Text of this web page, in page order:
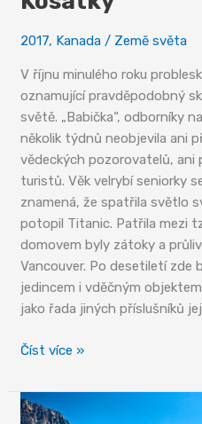
2017, Kanada / Země světa
V říjnu minulého roku
oznamující pravděpodobný
světě. „Babička“, odborníky
několik týdnů neobjevila ani
vědeckých pozorovatelů,
turistů. Věk velrybí seniorky
znamená, že spatřila světlo
potopil Titanic. Patřila mezi
domovem byly zátoky a
Vancouver. Po desetiletí zde
jedincem i vděčným
jako řada jiných příslušníků
Kosatky
Číst více »